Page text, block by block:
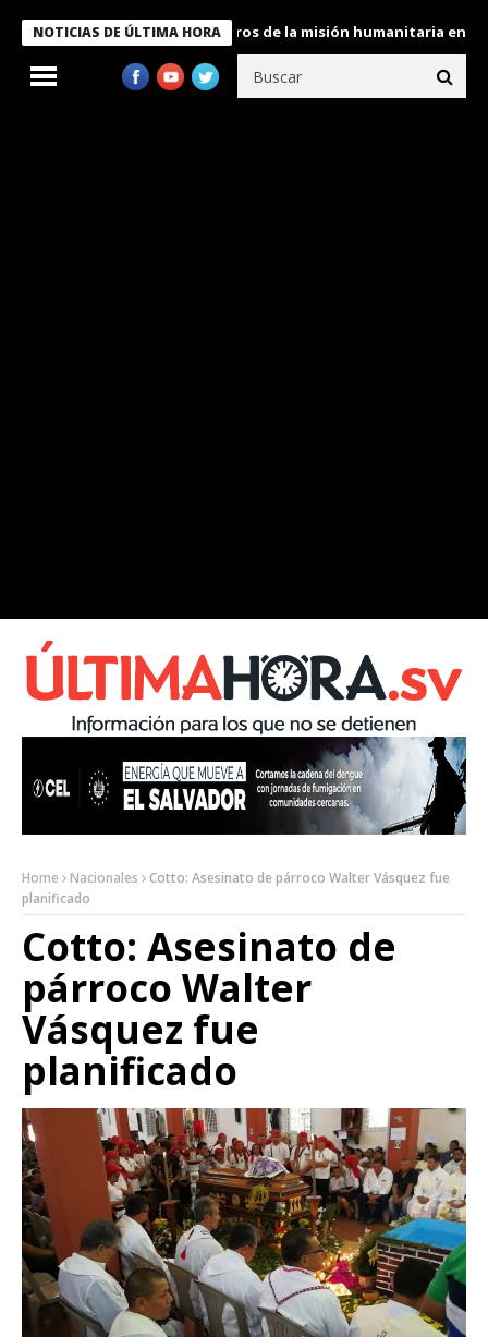
NOTICIAS DE ÚLTIMA HORA
condecora a miembros de la misión humanitaria enviada a
Home Nacionales
Cotto: Asesinato de párroco Walter Vásquez fue
planificado
Cotto: Asesinato de
párroco Walter
Vásquez fue
planificado